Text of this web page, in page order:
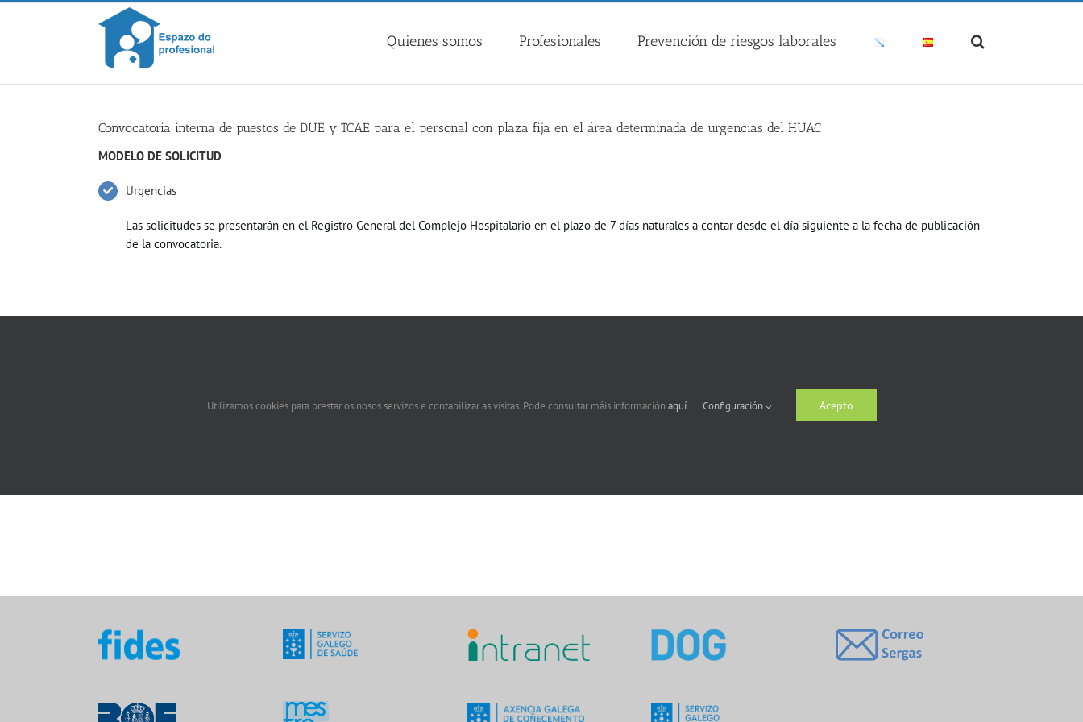
Skip
Quienes somos Profesionales Prevención de riesgos laborales
Convocatoria interna de puestos de DUE y TCAE para el personal con plaza fija en el área determinada de urgencias del HUAC
MODELO DE SOLICITUD
Urgencias
Las solicitudes se presentarán en el Registro General del Complejo Hospitalario en el plazo de 7 días naturales a contar desde el día siguiente a la fecha de publicación
de la convocatoria.
Utilizamos cookies para prestar os nosos servizos e contabilizar as visitas. Pode consultar máis información aquí. Configuración Acepto